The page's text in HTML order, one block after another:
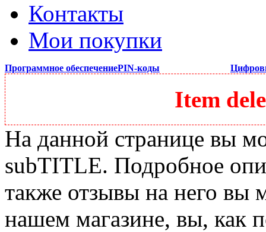
Контакты
Мои покупки
Программное обеспечениеPIN-коды
Item
На данной странице вы
subTITLE. Подробное
также отзывы на него вы
нашем магазине, вы, как